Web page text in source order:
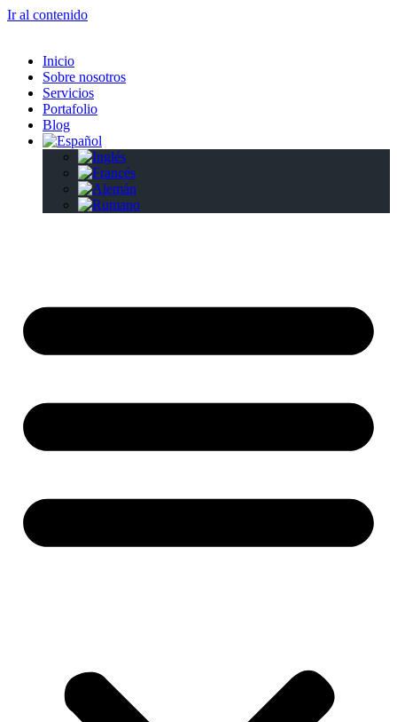
Ir al contenido
Inicio
Sobre nosotros
Servicios
Portafolio
Blog